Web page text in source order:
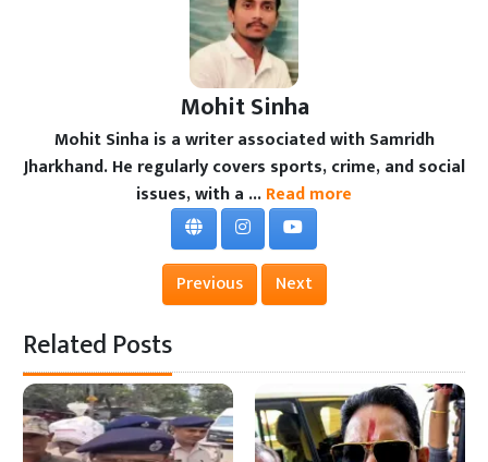
Mohit Sinha
Mohit Sinha is a writer associated with Samridh
Jharkhand. He regularly covers sports, crime, and social
issues, with a ...Read more
Previous Next
Related Posts